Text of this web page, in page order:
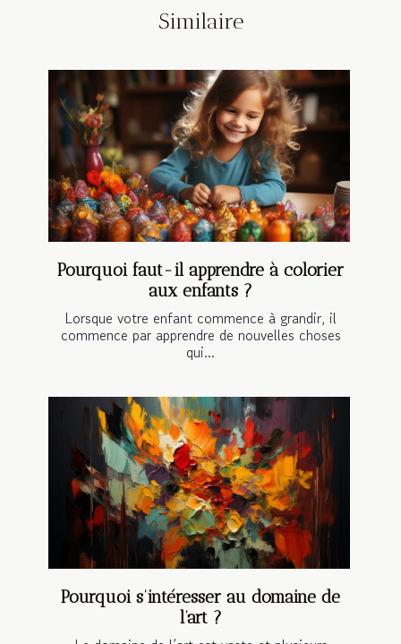
Similaire
Pourquoi faut-il apprendre à colorier
aux enfants ?
Lorsque votre enfant commence à grandir, il
commence par apprendre de nouvelles choses
qui...
Pourquoi s’intéresser au domaine de
l’art ?